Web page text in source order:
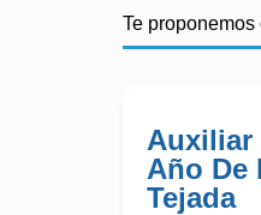
Te proponemos
Auxiliar
Año De
Tejada